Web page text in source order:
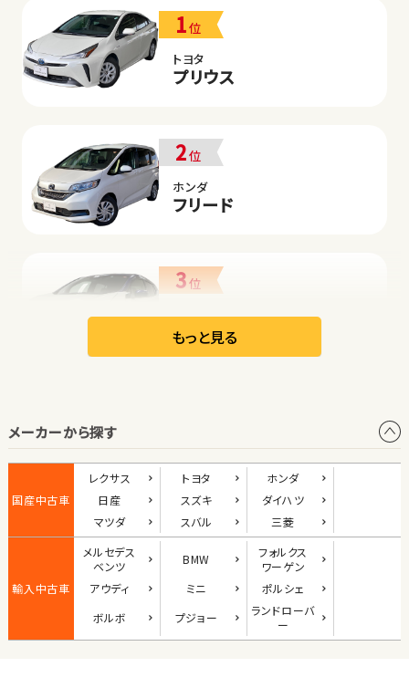
1位
トヨタ
プリウス
2位
ホンダ
フリード
3位
日産
リーフ
1位
ダイハツ
コペン
2
ロードスター
もっと見る
メーカーから探す
国産中古車
レクサス トヨタ
ホンダ
日産
スズキ
ダイハツ
マツダ
スバル 三菱
輸入中古車
メルセデス
ベンツ
BMW
フォルクス
ワーゲン
アウディ
ミニ
ポルシェ
ボルボ
プジョー ランドローバ
ー